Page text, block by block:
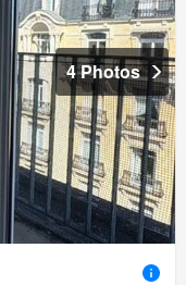
4 Photos